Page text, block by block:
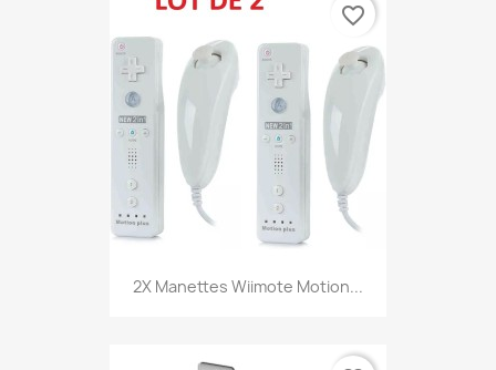
2X Manettes Wiimote Motion...
favorite_border